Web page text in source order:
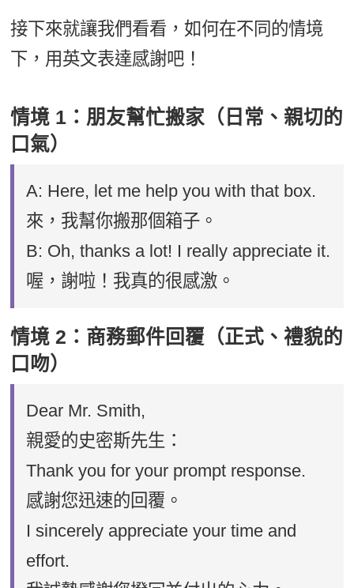
接下來就讓我們看看，如何在不同的情境
下，用英文表達感謝吧！
情境 1：朋友幫忙搬家（日常、親切的
口氣）
A: Here, let me help you with that box.
來，我幫你搬那個箱子。
B: Oh, thanks a lot! I really appreciate it.
喔，謝啦！我真的很感激。
情境 2：商務郵件回覆（正式、禮貌的
口吻）
Dear Mr. Smith,
親愛的史密斯先生：
Thank you for your prompt response.
感謝您迅速的回覆。
I sincerely appreciate your time and
effort.